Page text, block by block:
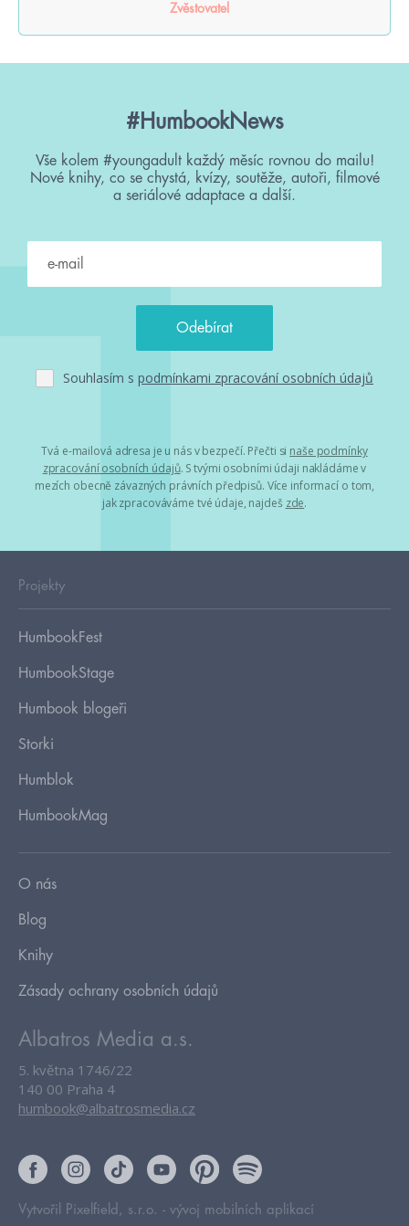
Zvěstovatel
#HumbookNews
Vše kolem #youngadult každý měsíc rovnou do mailu!
Nové knihy, co se chystá, kvízy, soutěže, autoři, filmové
a seriálové adaptace a další.
Souhlasím s podmínkami zpracování osobních údajů
Tvá e-mailová adresa je u nás v bezpečí. Přečti si naše podmínky
zpracování osobních údajů. S tvými osobními údaji nakládáme v
mezích obecně závazných právních předpisů. Více informací o tom,
jak zpracováváme tvé údaje, najdeš zde.
Projekty
HumbookFest
HumbookStage
Humbook blogeři
Storki
Humblok
HumbookMag
O nás
Blog
Knihy
Zásady ochrany osobních údajů
Albatros Media a.s.
5. května 1746/22
140 00 Praha 4
humbook@albatrosmedia.cz
Vytvořil Pixelfield, s.r.o. - vývoj mobilních aplikací